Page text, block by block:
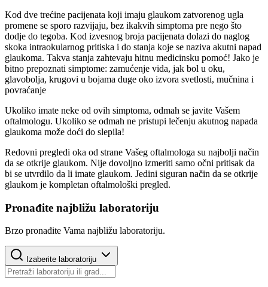
Kod dve trećine pacijenata koji imaju glaukom zatvorenog ugla
promene se sporo razvijaju, bez ikakvih simptoma pre nego što
dodje do tegoba. Kod izvesnog broja pacijenata dolazi do naglog
skoka intraokularnog pritiska i do stanja koje se naziva akutni napad
glaukoma. Takva stanja zahtevaju hitnu medicinsku pomoć! Jako je
bitno prepoznati simptome: zamućenje vida, jak bol u oku,
glavobolja, krugovi u bojama duge oko izvora svetlosti, mučnina i
povraćanje
Ukoliko imate neke od ovih simptoma, odmah se javite Vašem
oftalmologu. Ukoliko se odmah ne pristupi lečenju akutnog napada
glaukoma može doći do slepila!
Redovni pregledi oka od strane Vašeg oftalmologa su najbolji način
da se otkrije glaukom. Nije dovoljno izmeriti samo očni pritisak da
bi se utvrdilo da li imate glaukom. Jedini siguran način da se otkrije
glaukom je kompletan oftalmološki pregled.
Pronađite najbližu laboratoriju
Brzo pronađite Vama najbližu laboratoriju.
Izaberite laboratoriju